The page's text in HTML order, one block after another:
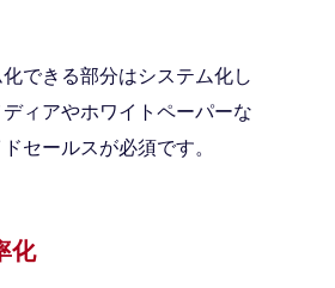
できる部分はシステム化し
ィアやホワイトペーパーな
セールスが必須です。
化